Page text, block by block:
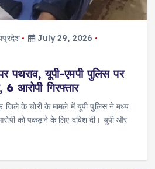
July 29, 2026
पथराव, यूपी-एमपी पुलिस पर
आरोपी गिरफ्तार
जिले के चोरी के मामले में यूपी पुलिस ने मध्य
को पकड़ने के लिए दबिश दी। यूपी और